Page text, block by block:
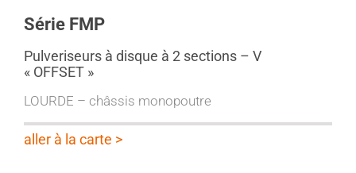
Série FMP
Pulveriseurs à disque à 2 sections – V
« OFFSET »
LOURDE – châssis monopoutre
aller à la carte >